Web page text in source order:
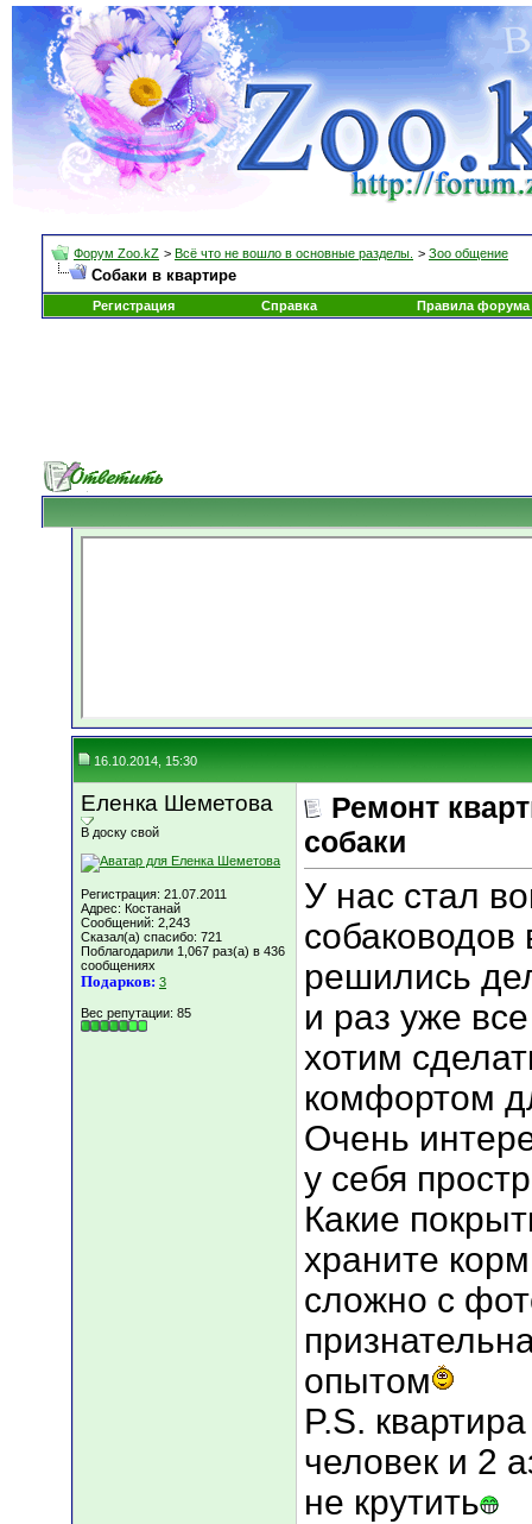
Форум Zoo.kZ > Всё что не вошло в основные разделы. > Зоо общение
Собаки в квартире
Регистрация Справка Правила форума
16.10.2014, 15:30
Еленка Шеметова
В доску свой
Регистрация: 21.07.2011
Адрес: Костанай
Сообщений: 2,243
Сказал(а) спасибо: 721
Поблагодарили 1,067 раз(а) в 436
сообщениях
Подарков: 3
Вес репутации: 85
Ремонт
собаки
У нас стал
решились
и раз уже
хотим
комфортом
Очень
у себя
Какие
храните
сложно с
опытом
P.S.
человек и 2
не крутить